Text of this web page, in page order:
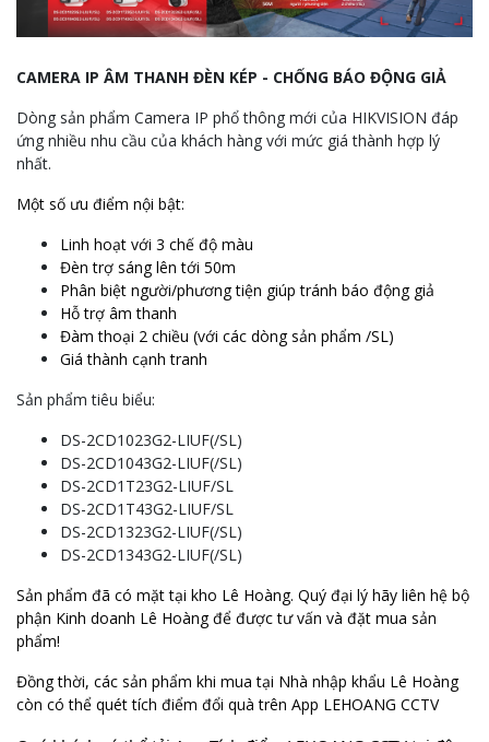
CAMERA IP ÂM THANH ĐÈN KÉP - CHỐNG BÁO ĐỘNG GIẢ
ứng nhiều nhu cầu của khách hàng với mức giá thành hợp lý
nhất.
Đèn trợ sáng lên tới 50m
Phân biệt người/phương tiện giúp tránh báo động giả
Hỗ trợ âm thanh
Đàm thoại 2 chiều (với các dòng sản phẩm /SL)
Giá thành cạnh tranh
DS-2CD1043G2-LIUF(/SL)
DS-2CD1T23G2-LIUF/SL
DS-2CD1T43G2-LIUF/SL
DS-2CD1323G2-LIUF(/SL)
DS-2CD1343G2-LIUF(/SL)
phận Kinh doanh Lê Hoàng để được tư vấn và đặt mua sản
phẩm!
còn có thể quét tích điểm đổi quà trên App LEHOANG CCTV